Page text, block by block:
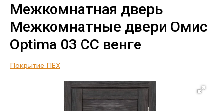
Межкомнатная дверь
Межкомнатные двери Омис
Optima 03 CC венге
Покрытие ПВХ